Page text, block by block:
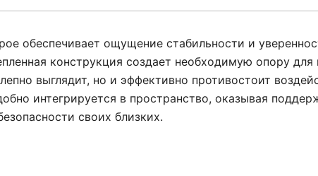
обеспечивает ощущение стабильности и
конструкция создает необходимую опору для
выглядит, но и эффективно противостоит
интегрируется в пространство, оказывая
своих близких.